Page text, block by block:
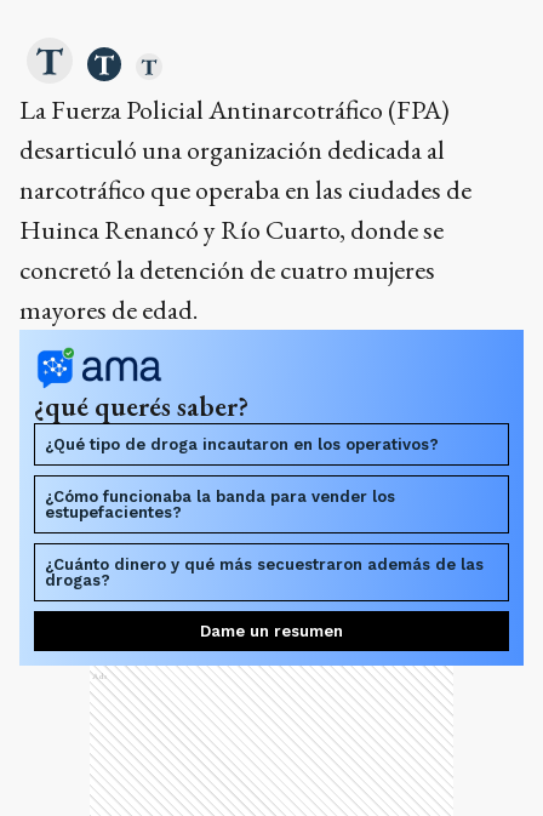
La Fuerza Policial Antinarcotráfico (FPA)
desarticuló una organización dedicada al
narcotráfico que operaba en las ciudades de
Huinca Renancó y Río Cuarto, donde se
concretó la detención de cuatro mujeres
mayores de edad.
¿qué querés saber?
¿Qué tipo de droga incautaron en los operativos?
¿Cómo funcionaba la banda para vender los
estupefacientes?
¿Cuánto dinero y qué más secuestraron además de las
drogas?
Dame un resumen
Ads